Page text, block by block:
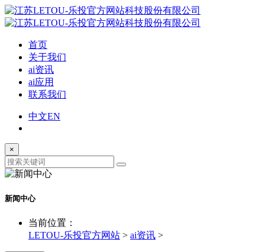
首页
关于我们
ai资讯
ai应用
联系我们
中文EN
×
新闻中心
当前位置：
LETOU-乐投官方网站 > ai资讯 >